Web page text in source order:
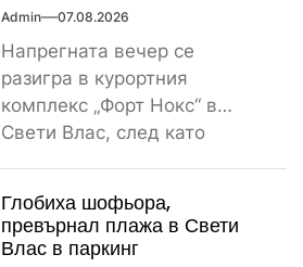
Admin 07.08.2026
Напрегната вечер се
разигра в курортния
комплекс „Форт Нокс“ в
Свети Влас, след като
Глобиха шофьора,
превърнал плажа в Свети
Влас в паркинг